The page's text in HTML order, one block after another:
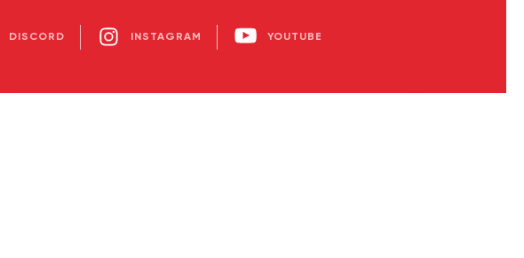
DISCORD INSTAGRAM YOUTUBE